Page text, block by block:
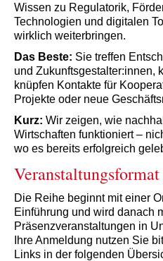
Wissen zu Regulatorik,
Technologien und digitalen
wirklich weiterbringen.
Das Beste: Sie treffen
und Zukunftsgestalter:innen,
knüpfen Kontakte für
Projekte oder neue
Kurz: Wir zeigen, wie
Wirtschaften funktioniert –
wo es bereits erfolgreich
Die Reihe beginnt mit einer
Einführung und wird danach
Präsenzveranstaltungen in
Ihre Anmeldung nutzen Sie
Links in der folgenden